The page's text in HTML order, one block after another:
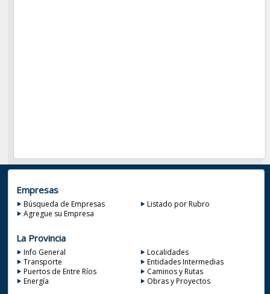
Empresas
Búsqueda de Empresas
Listado por Rubro
Agregue su Empresa
La Provincia
Info General
Localidades
Transporte
Entidades Intermedias
Puertos de Entre Ríos
Caminos y Rutas
Energía
Obras y Proyectos